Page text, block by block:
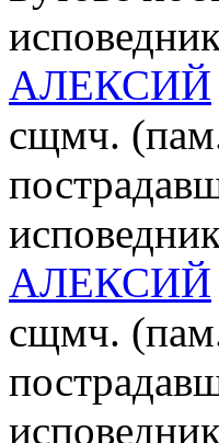
АЛЕКСИЙ
сщмч.
АЛЕКСИЙ
сщмч.